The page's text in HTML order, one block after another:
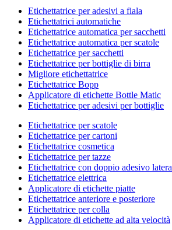
Etichettatrice per adesivi a fiala
Etichettatrici automatiche
Etichettatrice automatica per sacchetti
Etichettatrice automatica per scatole
Etichettatrice per sacchetti
Etichettatrice per bottiglie di birra
Migliore etichettatrice
Etichettatrice Bopp
Applicatore di etichette Bottle Matic
Etichettatrice per adesivi per bottiglie
Etichettatrice per scatole
Etichettatrice per cartoni
Etichettatrice cosmetica
Etichettatrice per tazze
Etichettatrice con doppio adesivo
Etichettatrice elettrica
Applicatore di etichette piatte
Etichettatrice anteriore e posteriore
Etichettatrice per colla
Applicatore di etichette ad alta velocità